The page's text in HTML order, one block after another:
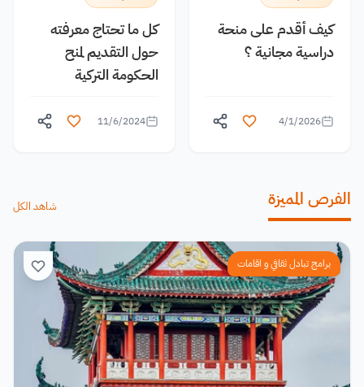
كيف أقدم على منحة
دراسية مجانية ؟
4/1/2026
كل ما تحتاج معرفته
حول التقديم لمنح
الحكومة التركية
11/6/2024
الفرص المميزة شاهد الكل
برامج تبادل ثقافي و اقامات